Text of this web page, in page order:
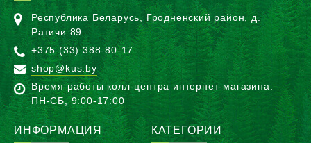
Республика Беларусь, Гродненский район, д.
Ратичи 89
+375 (33) 388-80-17
shop@kus.by
Время работы колл-центра интернет-магазина:
ПН-CБ, 9:00-17:00
ИНФОРМАЦИЯ КАТЕГОРИИ